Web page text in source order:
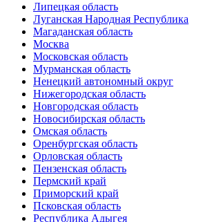
Липецкая область
Луганская Народная Республика
Магаданская область
Москва
Московская область
Мурманская область
Ненецкий автономный округ
Нижегородская область
Новгородская область
Новосибирская область
Омская область
Оренбургская область
Орловская область
Пензенская область
Пермский край
Приморский край
Псковская область
Республика Адыгея